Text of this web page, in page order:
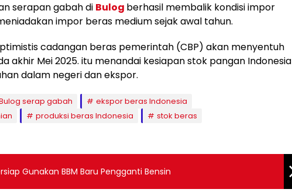
serapan gabah di Bulog berhasil membalik kondisi impor
impor beras medium sejak awal tahun.
cadangan beras pemerintah (CBP) akan menyentuh
akhir Mei 2025. itu menandai kesiapan stok pangan Indonesia
dalam negeri dan ekspor.
serap gabah
ekspor beras Indonesia
produksi beras Indonesia
stok beras
Gunakan BBM Baru Pengganti Bensin